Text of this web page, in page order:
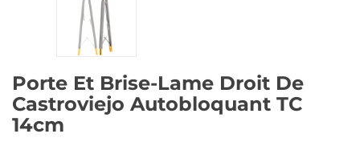
Porte Et Brise-Lame Droit De
Castroviejo Autobloquant TC
14cm